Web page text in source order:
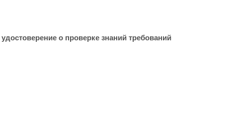
удостоверение о проверке знаний требований